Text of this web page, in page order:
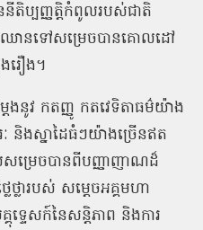
តិប្បញ្ញត្តិកំពូលរបស់ជាតិ
ាំឈានទៅសម្រេចបានគោលដៅ
រឿង។
ងនូវ កតញ្ញូ កតវេទិតាធម៌យ៉ាង
និងស្នាដៃធំៗយ៉ាងច្រើនឥត
ម្រេចបានពីបញ្ញាញាណដ៏
ថ្លារបស់ សម្ដេចអគ្គមហា
ទេសក៍នៃសន្តិភាព និងការ